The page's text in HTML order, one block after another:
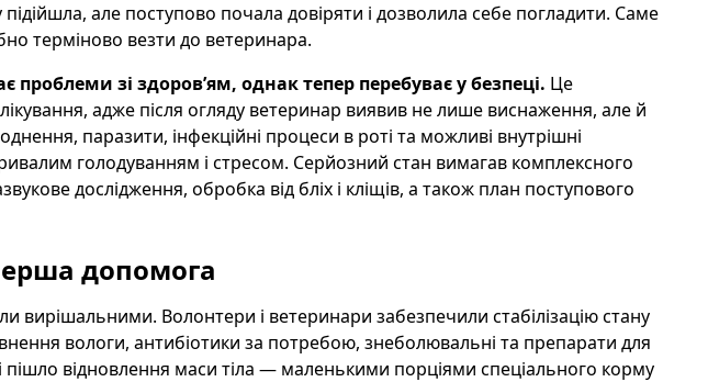
але поступово почала довіряти і дозволила себе погладити. Саме
терміново везти до ветеринара.
проблеми зі здоров’ям, однак тепер перебуває у безпеці. Це
адже після огляду ветеринар виявив не лише виснаження, але й
паразити, інфекційні процеси в роті та можливі внутрішні
голодуванням і стресом. Серйозний стан вимагав комплексного
дослідження, обробка від бліх і кліщів, а також план поступового
допомога
вирішальними. Волонтери і ветеринари забезпечили стабілізацію стану
вологи, антибіотики за потребою, знеболювальні та препарати для
відновлення маси тіла — маленькими порціями спеціального корму